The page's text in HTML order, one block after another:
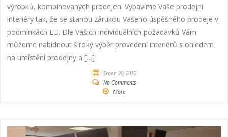
výrobků, kombinovaných prodejen. Vybavíme Vaše prodejní
interiéry tak, že se stanou zárukou Vašeho úspěšného prodeje v
podmínkách EU. Dle Vašich individuálních požadavků Vám
můžeme nabídnout široký výběr provedení interiérů s ohledem
na umístění prodejny a […]
Srpen 20, 2015
No Comments
More